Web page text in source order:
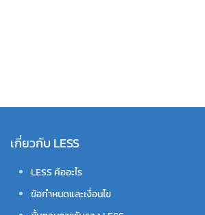
เกี่ยวกับ LESS
LESS คืออะไร
ข้อกำหนดและเงื่อนไข